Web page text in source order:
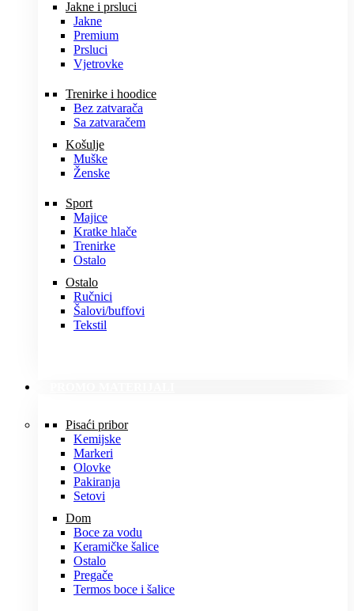
Jakne i prsluci
Jakne
Premium
Prsluci
Vjetrovke
Trenirke i hoodice
Bez zatvarača
Sa zatvaračem
Košulje
Muške
Ženske
Sport
Majice
Kratke hlače
Trenirke
Ostalo
Ostalo
Ručnici
Šalovi/buffovi
Tekstil
Pisaći pribor
Kemijske
Markeri
Olovke
Pakiranja
Setovi
Dom
Boce za vodu
Keramičke šalice
Ostalo
Pregače
Termos boce i šalice